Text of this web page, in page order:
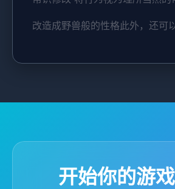
改造成野兽般的性格此外，还可
开始你的游